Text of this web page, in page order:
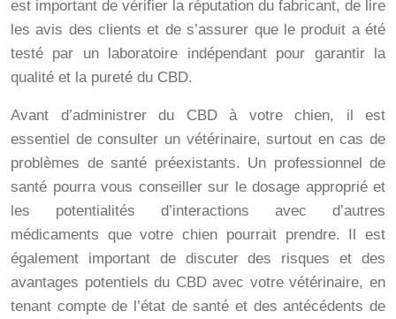
est important de vérifier la réputation du fabricant, de lire
les avis des clients et de s’assurer que le produit a été
testé par un laboratoire indépendant pour garantir la
qualité et la pureté du CBD.
Avant d’administrer du CBD à votre chien, il est
essentiel de consulter un vétérinaire, surtout en cas de
problèmes de santé préexistants. Un professionnel de
santé pourra vous conseiller sur le dosage approprié et
les potentialités d’interactions avec d’autres
médicaments que votre chien pourrait prendre. Il est
également important de discuter des risques et des
avantages potentiels du CBD avec votre vétérinaire, en
tenant compte de l’état de santé et des antécédents de